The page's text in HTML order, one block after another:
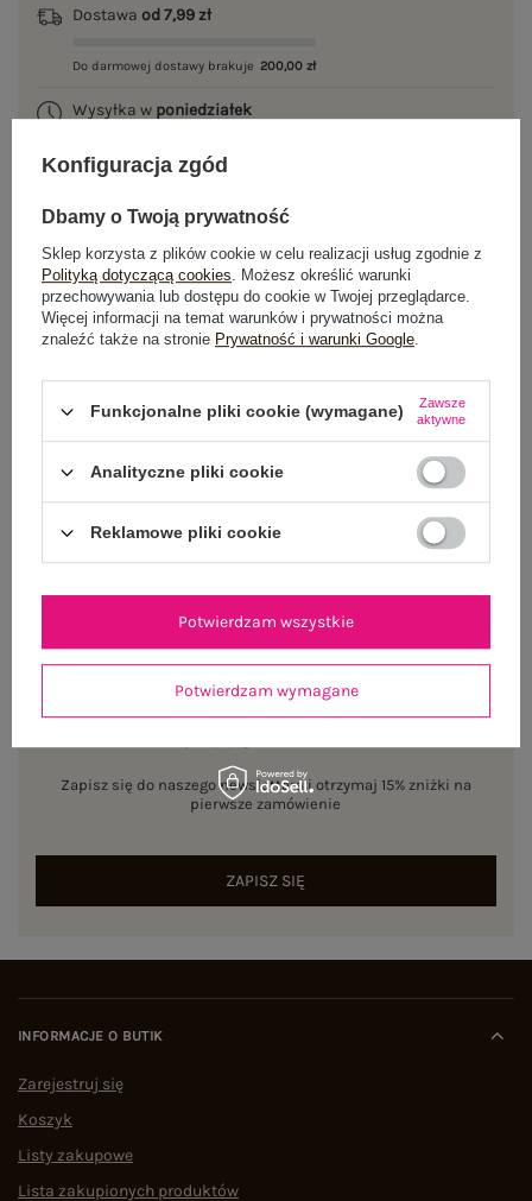
Dostawa od 7,99 zł
Do darmowej dostawy brakuje 200,00 zł
Wysyłka w poniedziałek
100 dni na zwrot
OPIS PRODUKTU
GŁÓWNE PARAMETRY
OPINIE O PRODUKCIE (0)
Zapisz się do naszego newslettera i otrzymaj 15% zniżki na
pierwsze zamówienie
ZAPISZ SIĘ
INFORMACJE O BUTIK
Zarejestruj się
Koszyk
Listy zakupowe
Lista zakupionych produktów
Konfiguracja zgód
Dbamy o Twoją prywatność
Sklep korzysta z plików cookie w celu realizacji usług zgodnie z
Polityką dotyczącą cookies. Możesz określić warunki
przechowywania lub dostępu do cookie w Twojej przeglądarce.
Więcej informacji na temat warunków i prywatności można
znaleźć także na stronie Prywatność i warunki Google.
Funkcjonalne pliki cookie (wymagane)
Zawsze
aktywne
Analityczne pliki cookie
Reklamowe pliki cookie
Potwierdzam wymagane
Potwierdzam wszystkie